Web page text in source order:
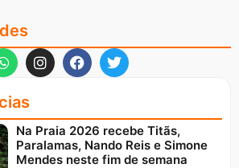
Na Praia 2026 recebe Titãs,
Paralamas, Nando Reis e Simone
Mendes neste fim de semana